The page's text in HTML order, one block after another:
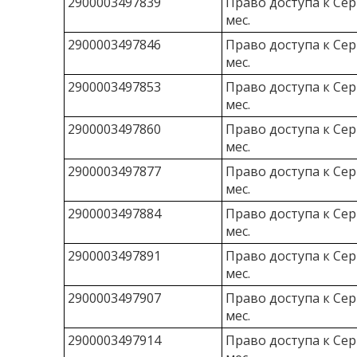
мес.
2900003497846
Право доступа к
мес.
2900003497853
Право доступа к
мес.
2900003497860
Право доступа к
мес.
2900003497877
Право доступа к
мес.
2900003497884
Право доступа к
мес.
2900003497891
Право доступа к
мес.
2900003497907
Право доступа к
мес.
2900003497914
Право доступа к